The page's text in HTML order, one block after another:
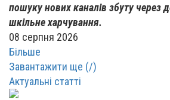
пошуку нових каналів збуту через
шкільне харчування.
08 серпня 2026
Більше
Завантажити ще (/)
Актуальні статті